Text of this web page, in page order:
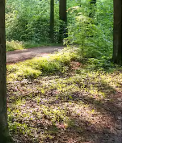
o explora con el tacto o desliza el dedo.